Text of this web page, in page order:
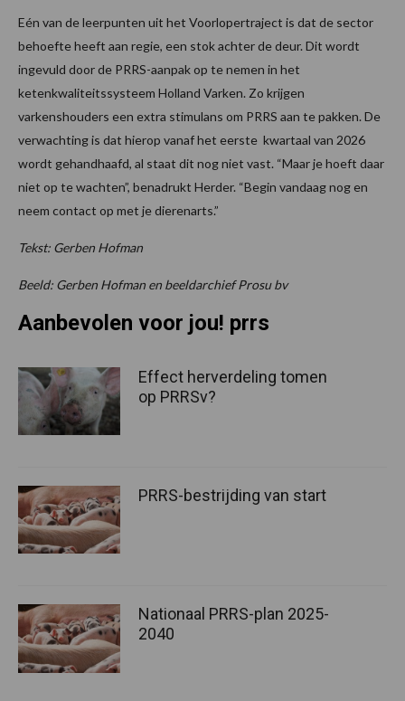
Eén van de leerpunten uit het Voorlopertraject is dat de sector
behoefte heeft aan regie, een stok achter de deur. Dit wordt
ingevuld door de PRRS-aanpak op te nemen in het
ketenkwaliteitssysteem Holland Varken. Zo krijgen
varkenshouders een extra stimulans om PRRS aan te pakken. De
verwachting is dat hierop vanaf het eerste kwartaal van 2026
wordt gehandhaafd, al staat dit nog niet vast. “Maar je hoeft daar
niet op te wachten”, benadrukt Herder. “Begin vandaag nog en
neem contact op met je dierenarts.”
Tekst: Gerben Hofman
Beeld: Gerben Hofman en beeldarchief Prosu bv
Aanbevolen voor jou! prrs
Effect herverdeling tomen
op PRRSv?
PRRS-bestrijding van start
Nationaal PRRS-plan 2025-
2040